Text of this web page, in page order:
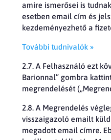
amire ismerősei is
esetben email cím és
kezdeményezhető a
További tudnivalók »
2.7. A Felhasználó ezt
Barionnal” gombra
megrendelését
2.8. A Megrendelés
visszaigazoló emailt
megadott email címre.